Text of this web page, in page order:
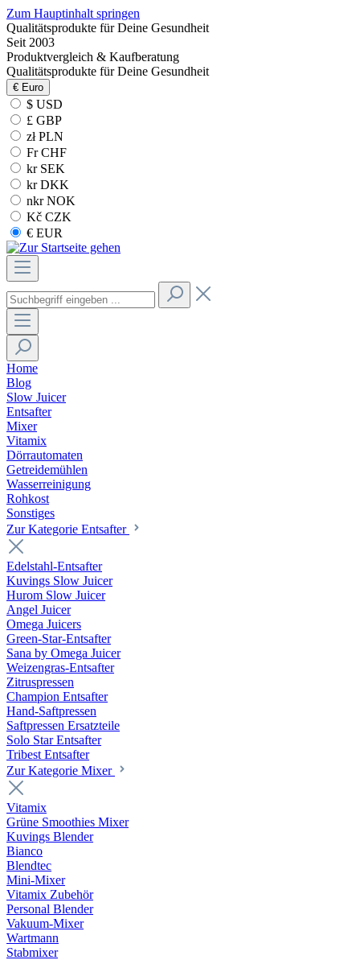
Zum Hauptinhalt springen
Qualitätsprodukte für Deine Gesundheit
Seit 2003
Produktvergleich & Kaufberatung
Qualitätsprodukte für Deine Gesundheit
€ Euro
$ USD
£ GBP
zł PLN
Fr CHF
kr SEK
kr DKK
nkr NOK
Kč CZK
€ EUR
Home
Blog
Slow Juicer
Entsafter
Mixer
Vitamix
Dörrautomaten
Getreidemühlen
Wasserreinigung
Rohkost
Sonstiges
Zur Kategorie Entsafter
Edelstahl-Entsafter
Kuvings Slow Juicer
Hurom Slow Juicer
Angel Juicer
Omega Juicers
Green-Star-Entsafter
Sana by Omega Juicer
Weizengras-Entsafter
Zitruspressen
Champion Entsafter
Hand-Saftpressen
Saftpressen Ersatzteile
Solo Star Entsafter
Tribest Entsafter
Zur Kategorie Mixer
Vitamix
Grüne Smoothies Mixer
Kuvings Blender
Bianco
Blendtec
Mini-Mixer
Vitamix Zubehör
Personal Blender
Vakuum-Mixer
Wartmann
Stabmixer